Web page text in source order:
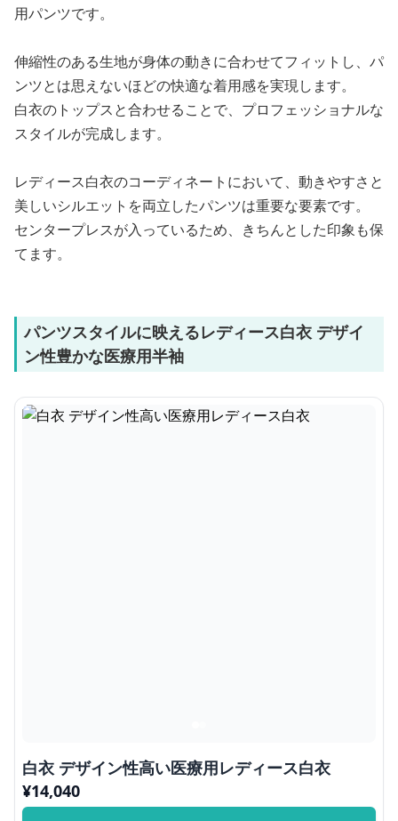
用パンツです。
伸縮性のある生地が身体の動きに合わせてフィットし、パ
ンツとは思えないほどの快適な着用感を実現します。
白衣のトップスと合わせることで、プロフェッショナルな
スタイルが完成します。
レディース白衣のコーディネートにおいて、動きやすさと
美しいシルエットを両立したパンツは重要な要素です。
センタープレスが入っているため、きちんとした印象も保
てます。
パンツスタイルに映えるレディース白衣 デザイ
ン性豊かな医療用半袖
白衣 デザイン性高い医療用レディース白衣
¥14,040